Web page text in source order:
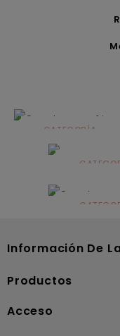
CATEGORÍA
Alimentación
infantil
Información De
Productos
Acceso